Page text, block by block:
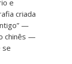
e
criada
—
chinês —
se